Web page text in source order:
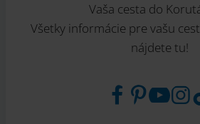
Vaša cesta do
Všetky informácie pre vašu
nájdete tu!